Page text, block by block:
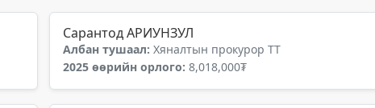
Сарантод АРИУНЗУЛ
Албан тушаал: Хяналтын прокурор ТТ
2025 өөрийн орлого: 8,018,000₮